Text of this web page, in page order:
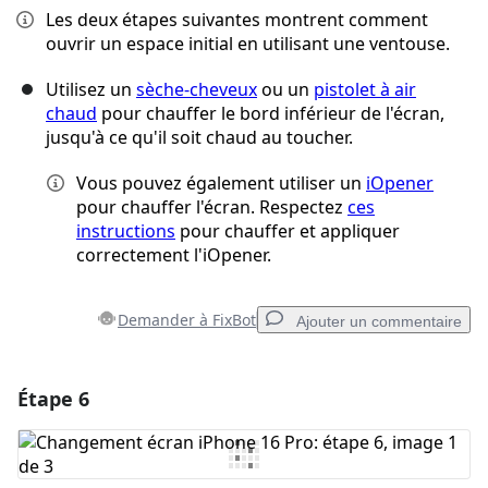
Les deux étapes suivantes montrent comment
ouvrir un espace initial en utilisant une ventouse.
Utilisez un sèche-cheveuxou un pistolet à air
chaud pour chauffer le bord inférieur de l'écran,
jusqu'à ce qu'il soit chaud au toucher.
Vous pouvez également utiliser un iOpener
pour chauffer l'écran. Respectez ces
instructions pour chauffer et appliquer
correctement l'iOpener.
Demander à FixBot Ajouter un commentaire
Ajouter un commentaire
Étape 6